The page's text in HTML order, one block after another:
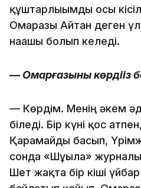
құштарлығымды осы
Омарғазы Айтан деген
нағашы болып келеді.
— Омарғазыны көрдіңіз
— Көрдім. Менің әкем
біледі. Бір күні қос
Қарамайды басып,
сонда «Шұғыла»
Шет жақта бір кіші